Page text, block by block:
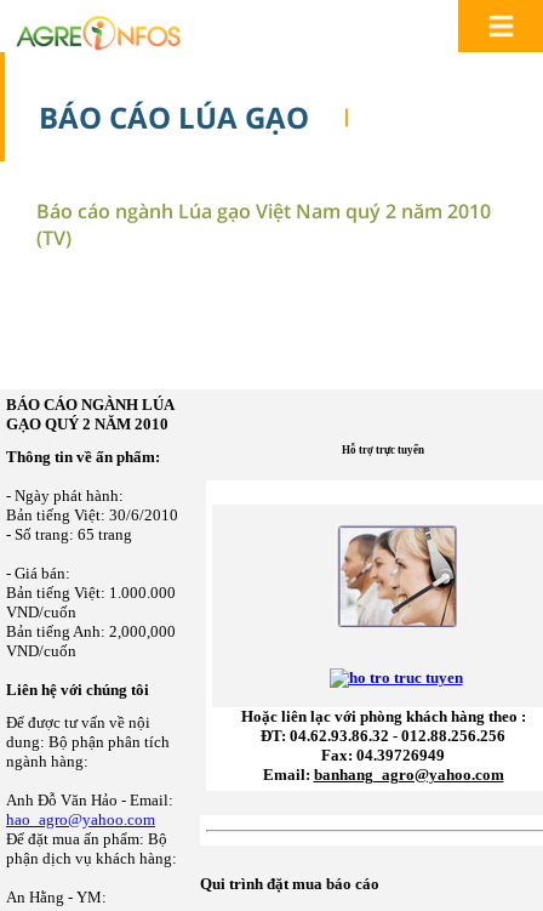
BÁO CÁO LÚA GẠO
Báo cáo ngành Lúa gạo Việt Nam quý 2 năm 2010
(TV)
BÁO CÁO NGÀNH LÚA
GẠO QUÝ 2 NĂM 2010
Thông tin về ấn phẩm:
- Ngày phát hành:
Bản tiếng Việt: 30/6/2010
- Số trang: 65 trang
- Giá bán:
Bản tiếng Việt: 1.000.000
VND/cuốn
Bản tiếng Anh: 2,000,000
VND/cuốn
Liên hệ với chúng tôi
Để được tư vấn về nội
dung: Bộ phận phân tích
ngành hàng:
Anh Đỗ Văn Hảo - Email:
hao_agro@yahoo.com
Để đặt mua ấn phẩm: Bộ
phận dịch vụ khách hàng:
An Hằng - YM:
Hỗ trợ trực tuyến
Hoặc liên lạc với phòng khách hàng theo :
ĐT: 04.62.93.86.32 - 012.88.256.256
Fax: 04.39726949
Email: banhang_agro@yahoo.com
Qui trình đặt mua báo cáo